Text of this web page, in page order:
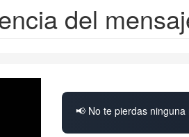
del
📢 No te pierdas